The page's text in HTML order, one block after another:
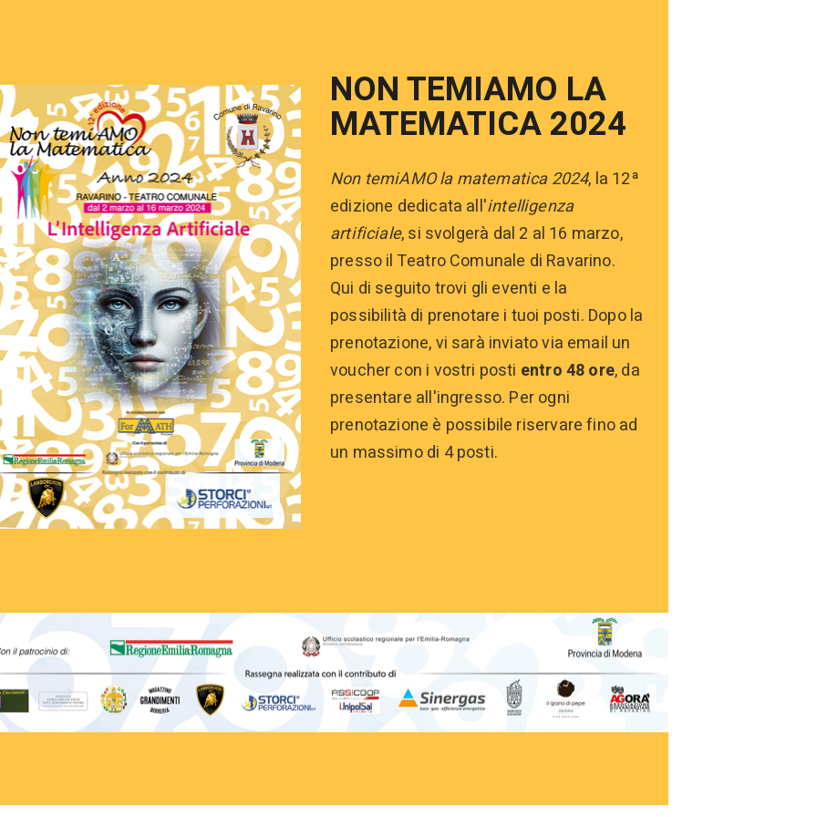
NON TEMIAMO LA
MATEMATICA 2024
Non temiAMO la matematica 2024, la 12ª
edizione dedicata all'intelligenza
artificiale, si svolgerà dal 2 al 16 marzo,
presso il Teatro Comunale di Ravarino.
Qui di seguito trovi gli eventi e la
possibilità di prenotare i tuoi posti. Dopo la
prenotazione, vi sarà inviato via email un
voucher con i vostri posti entro 48 ore, da
presentare all'ingresso. Per ogni
prenotazione è possibile riservare fino ad
un massimo di 4 posti.